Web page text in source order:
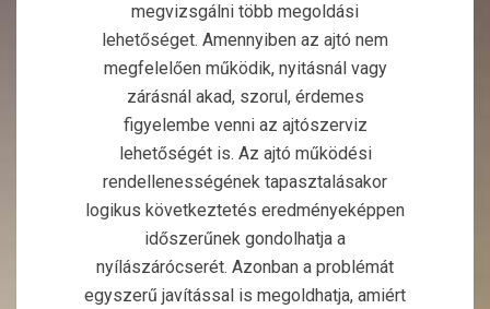
megvizsgálni több megoldási
lehetőséget. Amennyiben az ajtó nem
megfelelően működik, nyitásnál vagy
zárásnál akad, szorul, érdemes
figyelembe venni az ajtószerviz
lehetőségét is. Az ajtó működési
rendellenességének tapasztalásakor
logikus következtetés eredményeképpen
időszerűnek gondolhatja a
nyílászárócserét. Azonban a problémát
egyszerű javítással is megoldhatja, amiért